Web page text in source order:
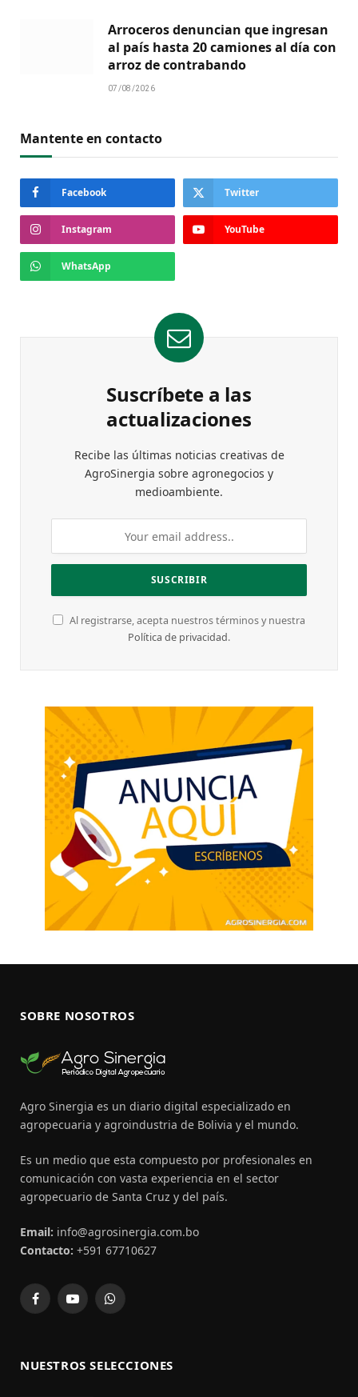
Arroceros denuncian que ingresan
al país hasta 20 camiones al día con
arroz de contrabando
07/08/2026
Mantente en contacto
Facebook Twitter
Instagram YouTube
WhatsApp
Suscríbete a las
actualizaciones
Recibe las últimas noticias creativas de
AgroSinergia sobre agronegocios y
medioambiente.
Al registrarse, acepta nuestros términos y nuestra
Política de privacidad.
SOBRE NOSOTROS
Agro Sinergia es un diario digital especializado en
agropecuaria y agroindustria de Bolivia y el mundo.
Es un medio que esta compuesto por profesionales en
comunicación con vasta experiencia en el sector
agropecuario de Santa Cruz y del país.
Email: info@agrosinergia.com.bo
Contacto: +591 67710627
FacebookYouTubeWhatsApp
NUESTROS SELECCIONES